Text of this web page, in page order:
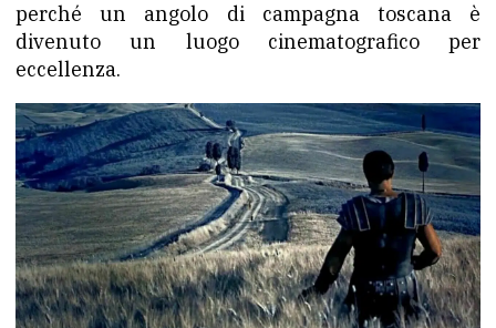
perché un angolo di campagna toscana è
divenuto un luogo cinematografico per
eccellenza.